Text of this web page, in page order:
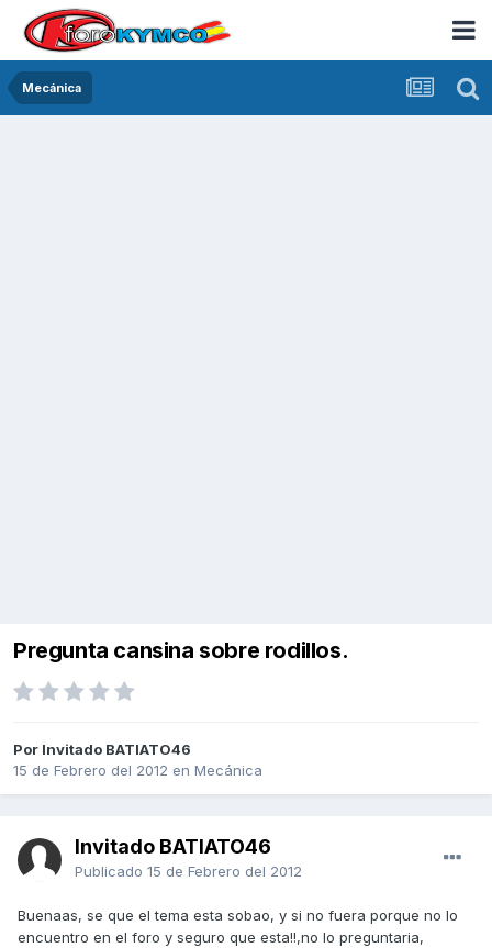
Mecánica
Pregunta cansina sobre rodillos.
Por Invitado BATIATO46
15 de Febrero del 2012 en Mecánica
Invitado BATIATO46
Publicado 15 de Febrero del 2012
Buenaas, se que el tema esta sobao, y si no fuera porque no lo
encuentro en el foro y seguro que esta!!,no lo preguntaria,